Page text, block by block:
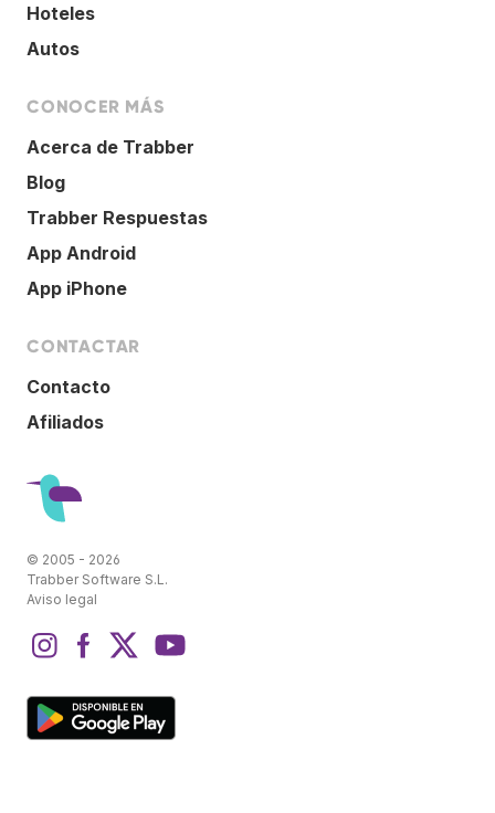
Hoteles
Autos
CONOCER MÁS
Acerca de Trabber
Blog
Trabber Respuestas
App Android
App iPhone
CONTACTAR
Contacto
Afiliados
© 2005 - 2026
Trabber Software S.L.
Aviso legal